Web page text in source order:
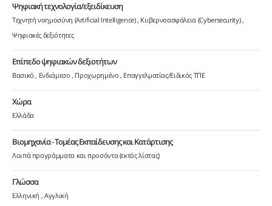
Ψηφιακή τεχνολογία/εξειδίκευση
Τεχνητή νοημοσύνη (Artificial Intelligence) Κυβερνοασφάλεια (Cybersecurity)
Ψηφιακές δεξιότητες
Επίπεδο ψηφιακών δεξιοτήτων
Βασικό Ενδιάμεσο Προχωρημένο Επαγγελματίας/Ειδικός ΤΠΕ
Χώρα
Ελλάδα
Βιομηχανία - Τομέας Εκπαίδευσης και Κατάρτισης
Λοιπά προγράμματα και προσόντα (εκτός λίστας)
Γλώσσα
Ελληνική Αγγλική